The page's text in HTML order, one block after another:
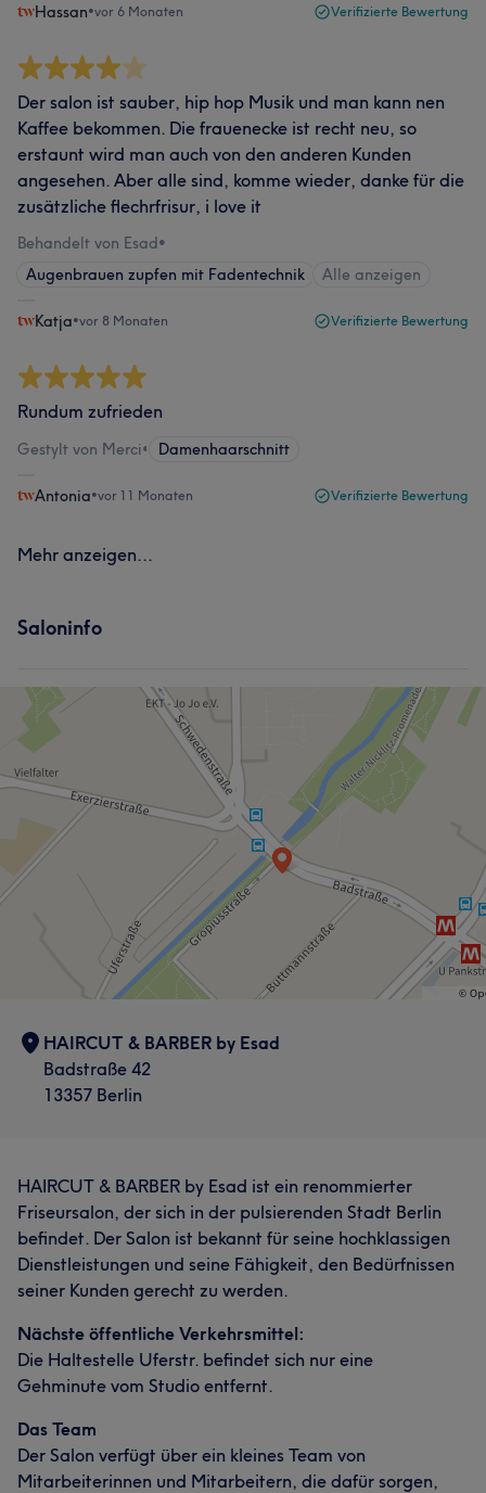
Hassan•vor 6 Monaten Verifizierte Bewertung
Der salon ist sauber, hip hop Musik und man kann nen
Kaffee bekommen. Die frauenecke ist recht neu, so
erstaunt wird man auch von den anderen Kunden
angesehen. Aber alle sind, komme wieder, danke für die
zusätzliche flechrfrisur, i love it
Behandelt von Esad•
Augenbrauen zupfen mit Fadentechnik
Alle anzeigen
Katja•vor 8 Monaten Verifizierte Bewertung
Rundum zufrieden
Gestylt von Merci• Damenhaarschnitt
Antonia•vor 11 Monaten Verifizierte Bewertung
Mehr anzeigen...
Saloninfo
HAIRCUT & BARBER by Esad
Badstraße 42
13357 Berlin
HAIRCUT & BARBER by Esad ist ein renommierter
Friseursalon, der sich in der pulsierenden Stadt Berlin
befindet. Der Salon ist bekannt für seine hochklassigen
Dienstleistungen und seine Fähigkeit, den Bedürfnissen
seiner Kunden gerecht zu werden.
Nächste öffentliche Verkehrsmittel:
Die Haltestelle Uferstr. befindet sich nur eine
Gehminute vom Studio entfernt.
Das Team
Der Salon verfügt über ein kleines Team von
Mitarbeiterinnen und Mitarbeitern, die dafür sorgen,